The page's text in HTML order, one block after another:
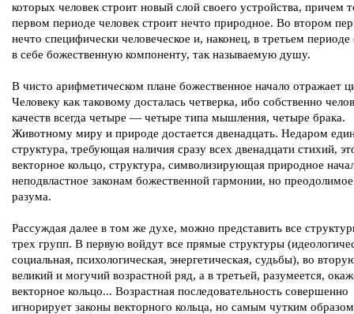
которых человек строит новый слой своего устройства, причем
первом периоде человек строит нечто природное. Во втором
нечто специфически человеческое и, наконец, в третьем периоде
в себе божественную компоненту, так называемую душу.
В чисто арифметическом плане божественное начало отражает
Человеку как таковому досталась четверка, ибо собственно
качеств всегда четыре — четыре типа мышления, четыре брака.
Животному миру и природе достается двенадцать. Недаром
структура, требующая наличия сразу всех двенадцати стихий,
векторное кольцо, структура, символизирующая природное
неподвластное законам божественной гармонии, но
разума.
Рассуждая далее в том же духе, можно представить все
трех групп. В первую войдут все прямые структуры
социальная, психологическая, энергетическая, судьбы), во
великий и могучий возрастной ряд, а в третьей, разумеется,
векторное кольцо... Возрастная последовательность совершенно
игнорирует законы векторного кольца, но самым чутким образом